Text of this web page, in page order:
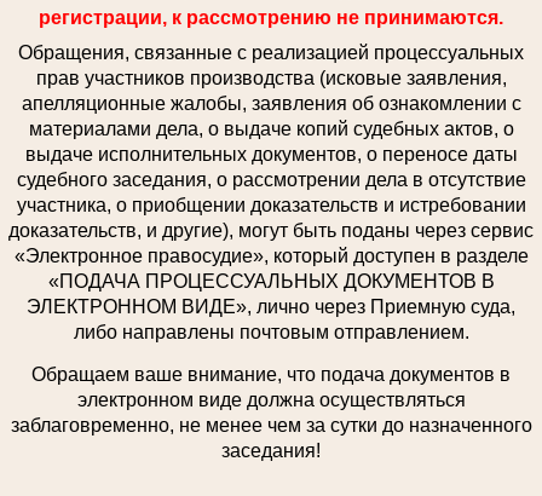
регистрации, к рассмотрению не принимаются.
Обращения, связанные с реализацией процессуальных
прав участников производства (исковые заявления,
апелляционные жалобы, заявления об ознакомлении с
материалами дела, о выдаче копий судебных актов, о
выдаче исполнительных документов, о переносе даты
судебного заседания, о рассмотрении дела в отсутствие
участника, о приобщении доказательств и истребовании
доказательств, и другие), могут быть поданы через сервис
«Электронное правосудие», который доступен в разделе
«ПОДАЧА ПРОЦЕССУАЛЬНЫХ ДОКУМЕНТОВ В
ЭЛЕКТРОННОМ ВИДЕ», лично через Приемную суда,
либо направлены почтовым отправлением.
Обращаем ваше внимание, что подача документов в
электронном виде должна осуществляться
заблаговременно, не менее чем за сутки до назначенного
заседания!